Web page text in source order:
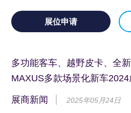
展位申请
多功能客车、越野皮卡、全
MAXUS多款场景化新车2024
展商新闻 2025年05月24日